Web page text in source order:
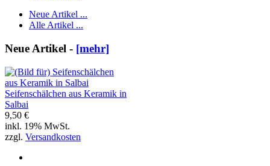
Neue Artikel ...
Alle Artikel ...
Neue Artikel - [mehr]
Seifenschälchen aus Keramik in
Salbai
9,50 €
inkl. 19% MwSt.
zzgl. Versandkosten